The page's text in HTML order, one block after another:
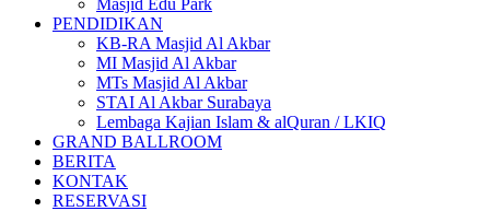
PENDIDIKAN
KB-RA Masjid Al Akbar
MI Masjid Al Akbar
MTs Masjid Al Akbar
STAI Al Akbar Surabaya
Lembaga Kajian Islam & alQuran / LKIQ
GRAND BALLROOM
BERITA
KONTAK
RESERVASI